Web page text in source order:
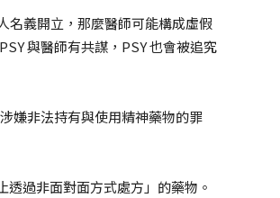
名義開立，那麼醫師可能構成虛假
與醫師有共謀，PSY 也會被追究
嫌非法持有與使用精神藥物的罪
過非面對面方式處方」的藥物。